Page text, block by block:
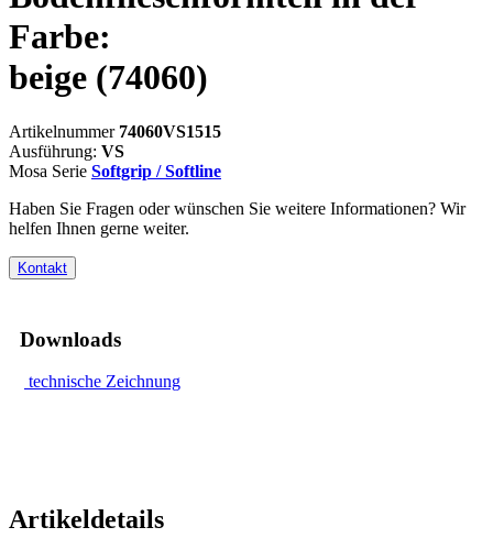
Farbe:
beige (74060)
Artikelnummer 74060VS1515
Ausführung: VS
Mosa Serie Softgrip / Softline
Haben Sie Fragen oder wünschen Sie weitere Informationen? Wir
helfen Ihnen gerne weiter.
Kontakt
Downloads
technische Zeichnung
Artikeldetails